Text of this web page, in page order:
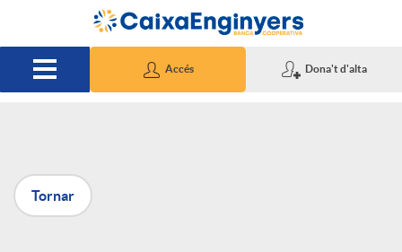
Salta al contingut principal
Accés Dona't d'alta
P
u
Tornar